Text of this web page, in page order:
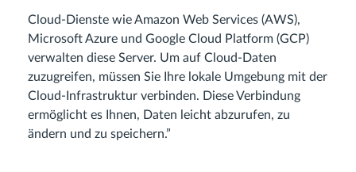
Cloud-Dienste wie Amazon Web Services (AWS),
Microsoft Azure und Google Cloud Platform (GCP)
verwalten diese Server. Um auf Cloud-Daten
zuzugreifen, müssen Sie Ihre lokale Umgebung mit der
Cloud-Infrastruktur verbinden. Diese Verbindung
ermöglicht es Ihnen, Daten leicht abzurufen, zu
ändern und zu speichern.”